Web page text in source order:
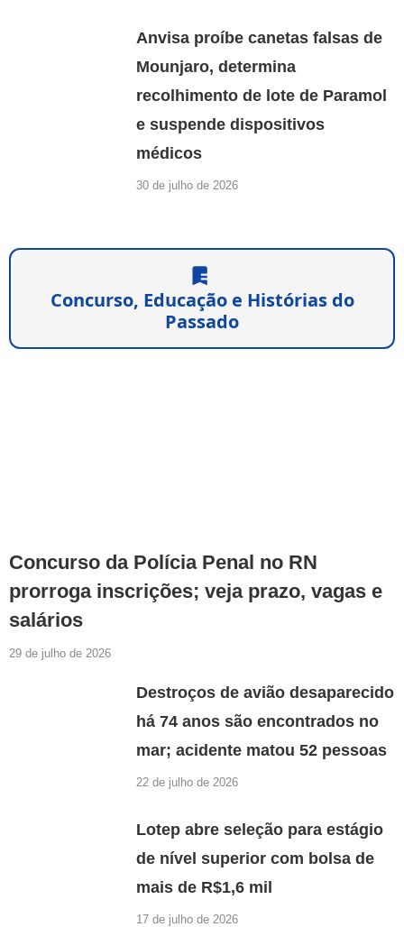
Anvisa proíbe canetas falsas de
Mounjaro, determina
recolhimento de lote de Paramol
e suspende dispositivos
médicos
30 de julho de 2026
Concurso, Educação e Histórias do
Passado
Concurso da Polícia Penal no RN
prorroga inscrições; veja prazo, vagas e
salários
29 de julho de 2026
Destroços de avião desaparecido
há 74 anos são encontrados no
mar; acidente matou 52 pessoas
22 de julho de 2026
Lotep abre seleção para estágio
de nível superior com bolsa de
mais de R$1,6 mil
17 de julho de 2026